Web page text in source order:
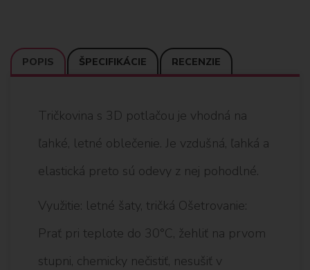
POPIS ŠPECIFIKÁCIE RECENZIE
Tričkovina s 3D potlačou je vhodná na
ľahké, letné oblečenie. Je vzdušná, ľahká a
elastická preto sú odevy z nej pohodlné.
Využitie: letné šaty, tričká Ošetrovanie:
Prať pri teplote do 30°C, žehliť na prvom
stupni, chemicky nečistiť, nesušiť v